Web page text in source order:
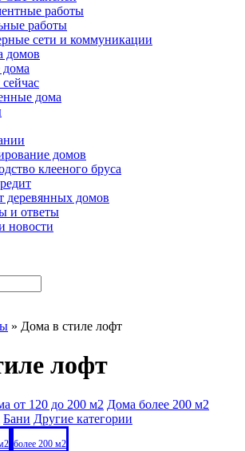
работы
работы
сети и коммуникации
домов
дома
домов
клееного бруса
деревянных домов
и ответы
новости
» Дома в стиле лофт
лофт
от 120 до 200 м2 Дома более 200 м2
Бани Другие категории
более 200 м2